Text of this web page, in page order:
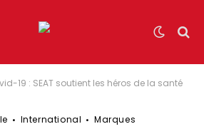
19 : SEAT soutient les héros de la santé
International Marques